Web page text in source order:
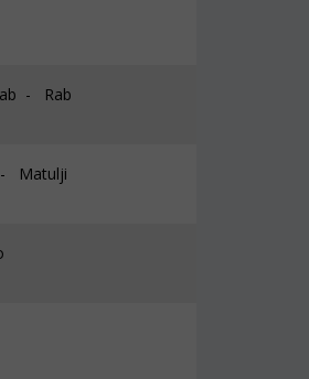
- Rab
- Matulji